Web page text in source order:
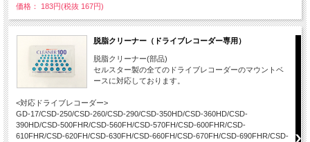
価格： 183円(税抜 167円)
脱脂クリーナー（ドライブレコーダー専用）
脱脂クリーナー(部品)
セルスター製の全てのドライブレコーダーのマウントベ
ースに対応しております。
<対応ドライブレコーダー>
GD-17/CSD-250/CSD-260/CSD-290/CSD-350HD/CSD-360HD/CSD-
390HD/CSD-500FHR/CSD-560FH/CSD-570FH/CSD-600FHR/CSD-
610FHR/CSD-620FH/CSD-630FH/CSD-660FH/CSD-670FH/CSD-690FHR/CSD-